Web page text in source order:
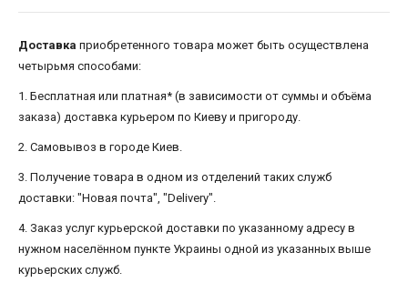
Доставка приобретенного товара может быть осуществлена ​​
четырьмя способами:
1. Бесплатная или платная* (в зависимости от суммы и объёма
заказа) доставка курьером по Киеву и пригороду.
2. Самовывоз в городе Киев.
3. Получение товара в одном из отделений таких служб
доставки: "Новая почта", "Delivery".
4. Заказ услуг курьерской доставки по указанному адресу в
нужном населённом пункте Украины одной из указанных выше
курьерских служб.